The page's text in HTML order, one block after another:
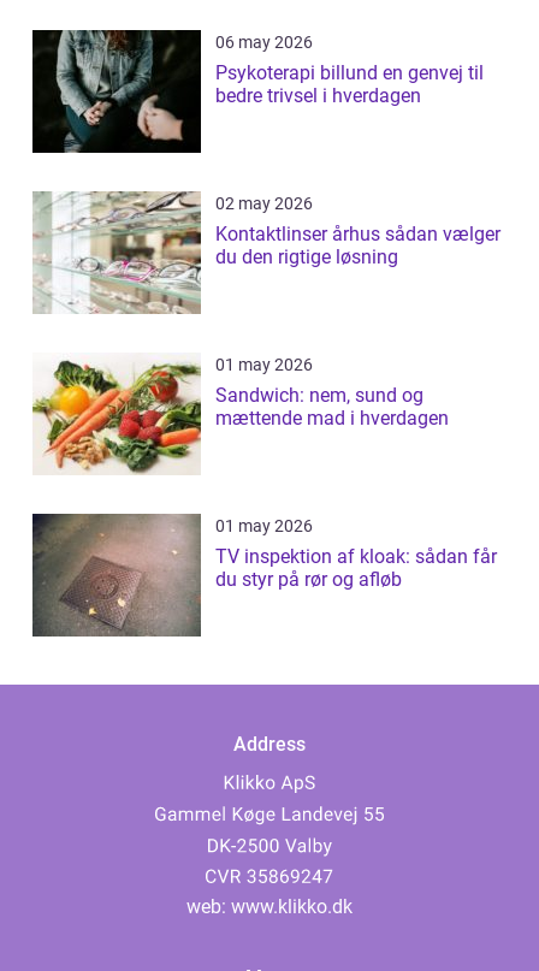
06 may 2026
Psykoterapi billund en genvej til
bedre trivsel i hverdagen
02 may 2026
Kontaktlinser århus sådan vælger
du den rigtige løsning
01 may 2026
Sandwich: nem, sund og
mættende mad i hverdagen
01 may 2026
TV inspektion af kloak: sådan får
du styr på rør og afløb
Address
web: www.klikko.dk